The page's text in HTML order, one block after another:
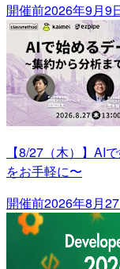
開催前2026年9月9
【8/27（木）】AI
をお手軽に〜
開催前2026年8月